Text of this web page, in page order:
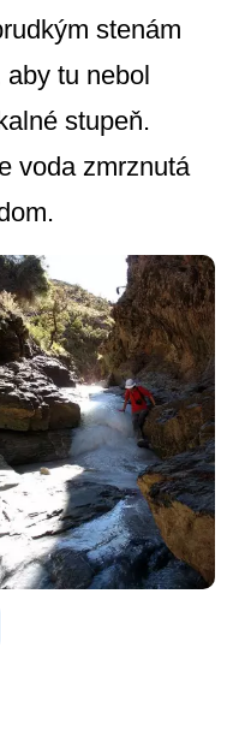
stenám
tu nebol
stupeň.
voda zmrznutá